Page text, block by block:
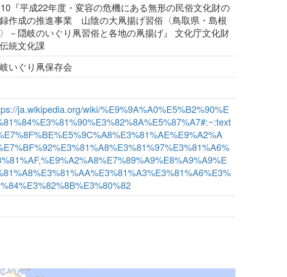
『平成22年度・変容の危機にある無形の民俗文化財の
作成の推進事業 山陰の大凧揚げ習俗〈鳥取県・島根
－隠岐のいぐり凧習俗と各地の凧揚げ』 文化庁文化財
統文化課
いぐり凧保存会
ja.wikipedia.org/wiki/%E9%9A%A0%E5%B2%90%E